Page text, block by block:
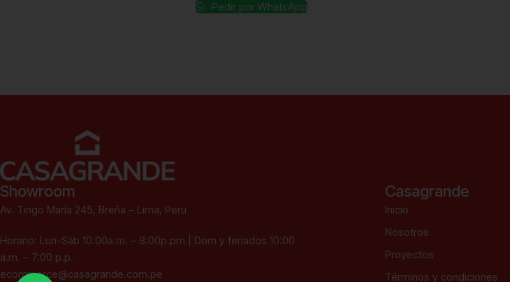
Pedir por WhatsApp
Showroom
Av. Tingo María 245, Breña – Lima, Perú
Horario: Lun-Sáb 10:00a.m. – 8:00p.pm | Dom y feriados 10:00
a.m. – 7:00 p.p.
ecommerce@casagrande.com.pe
Casagrande
Inicio
Nosotros
Proyectos
Términos y condiciones